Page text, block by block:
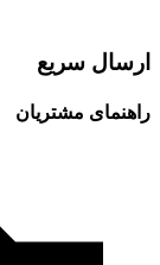
ارسال سریع
راهنمای مشتریان